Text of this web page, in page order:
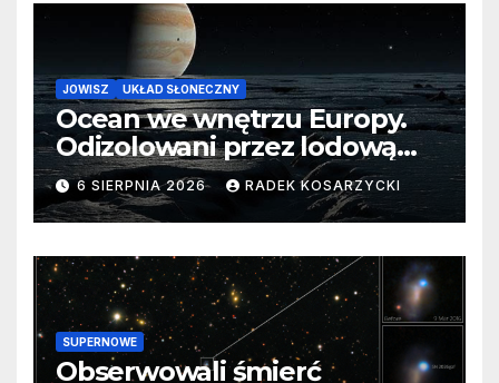
JOWISZ UKŁAD SŁONECZNY
Ocean we wnętrzu Europy.
Odizolowani przez lodową
barierę
6 SIERPNIA 2026 RADEK KOSARZYCKI
SUPERNOWE
Obserwowali śmierć